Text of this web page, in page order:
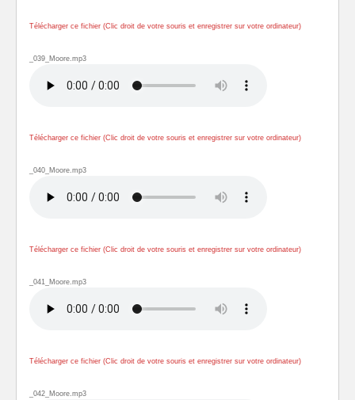
Télécharger ce fichier (Clic droit de votre souris et enregistrer sur votre ordinateur)
_039_Moore.mp3
Télécharger ce fichier (Clic droit de votre souris et enregistrer sur votre ordinateur)
_040_Moore.mp3
Télécharger ce fichier (Clic droit de votre souris et enregistrer sur votre ordinateur)
_041_Moore.mp3
Télécharger ce fichier (Clic droit de votre souris et enregistrer sur votre ordinateur)
_042_Moore.mp3